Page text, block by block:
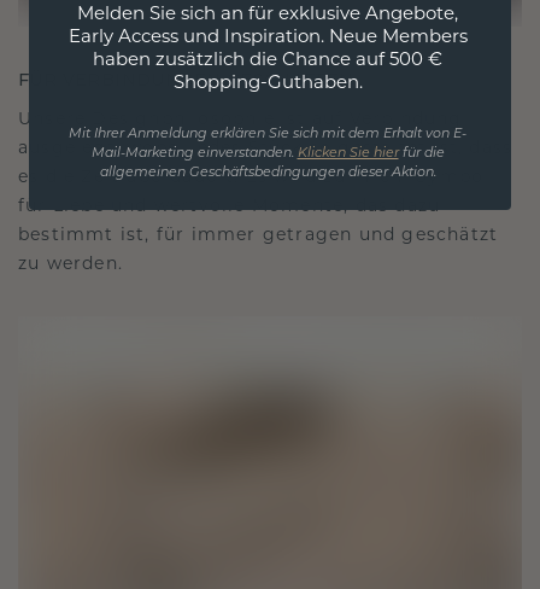
FÜR VERBINDUNGEN GESCHAFFEN
Unsere Designphilosophie ist auf Verbindung
ausgelegt, wobei jedes Stück so gestaltet ist, dass
es die Zeit überdauert. Es wird zu Ihrem Symbol
für Liebe und wertvolle Momente, das dazu
bestimmt ist, für immer getragen und geschätzt
zu werden.
Melden Sie sich an für exklusive Angebote,
Early Access und Inspiration. Neue Members
haben zusätzlich die Chance auf 500 €
Shopping-Guthaben.
Mit Ihrer Anmeldung erklären Sie sich mit dem Erhalt von E-
Mail-Marketing einverstanden. Klicken Sie hierfür die
allgemeinen Geschäftsbedingungen dieser Aktion.